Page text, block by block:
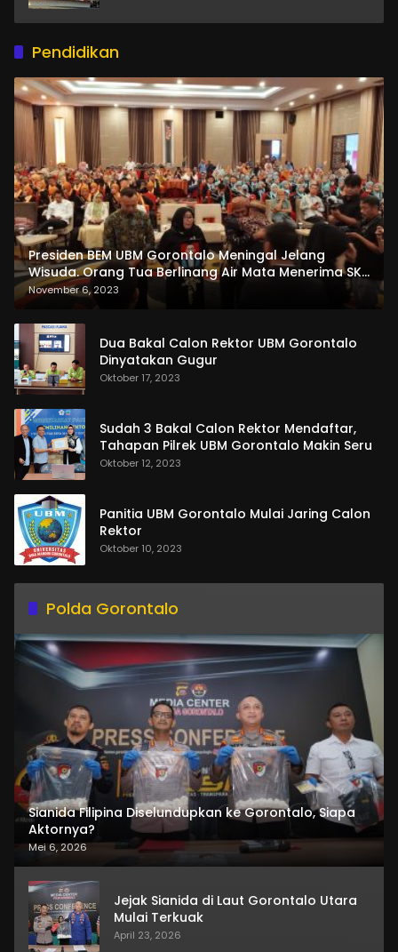
Pendidikan
Presiden BEM UBM Gorontalo Meningal Jelang
Wisuda. Orang Tua Berlinang Air Mata Menerima SKL
dan Pemasangan Salempang
November 6, 2023
Dua Bakal Calon Rektor UBM Gorontalo
Dinyatakan Gugur
Oktober 17, 2023
Sudah 3 Bakal Calon Rektor Mendaftar,
Tahapan Pilrek UBM Gorontalo Makin Seru
Oktober 12, 2023
Panitia UBM Gorontalo Mulai Jaring Calon
Rektor
Oktober 10, 2023
Polda Gorontalo
Sianida Filipina Diselundupkan ke Gorontalo, Siapa
Aktornya?
Mei 6, 2026
Jejak Sianida di Laut Gorontalo Utara
Mulai Terkuak
April 23, 2026